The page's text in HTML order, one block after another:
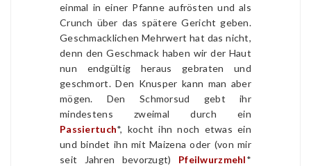
einmal in einer Pfanne aufrösten und als
Crunch über das spätere Gericht geben.
Geschmacklichen Mehrwert hat das nicht,
denn den Geschmack haben wir der Haut
nun endgültig heraus gebraten und
geschmort. Den Knusper kann man aber
mögen. Den Schmorsud gebt ihr
mindestens zweimal durch ein
Passiertuch*, kocht ihn noch etwas ein
und bindet ihn mit Maizena oder (von mir
seit Jahren bevorzugt) Pfeilwurzmehl*